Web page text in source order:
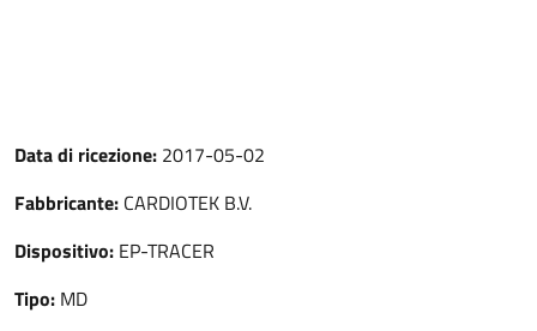
Data di ricezione: 2017-05-02
Fabbricante: CARDIOTEK B.V.
Dispositivo: EP-TRACER
Tipo: MD